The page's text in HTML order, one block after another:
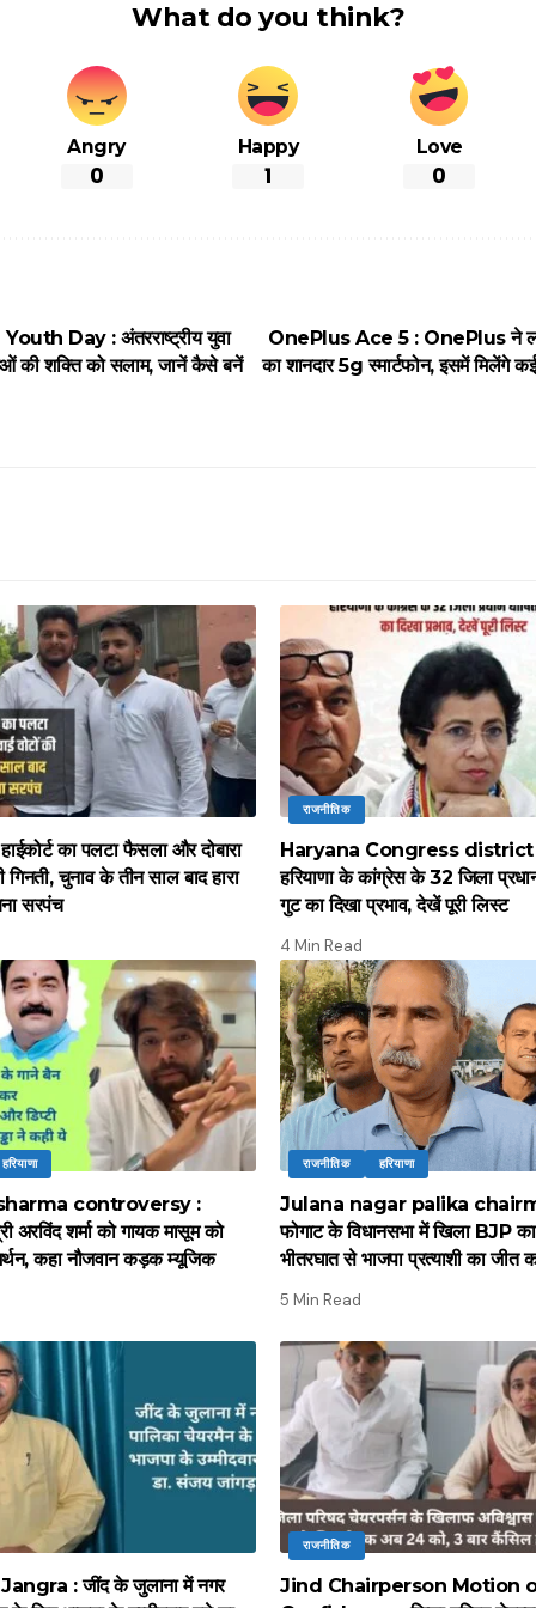
What do you think?
Angry
0
Happy
1
Love
0
Day : अंतरराष्ट्रीय युवा
की शक्ति को सलाम, जानें कैसे बनें
OnePlus Ace 5 : OnePlus ने
का शानदार 5g स्मार्टफोन, इसमें मिलेंगे
का पलटा फैसला और दोबारा
गिनती, चुनाव के तीन साल बाद हारा
सरपंच
राजनीतिक
Haryana Congress
हरियाणा के कांग्रेस के 32 जिला
गुट का दिखा प्रभाव, देखें पूरी लिस्ट
4 Min Read
हरियाणा
controversy :
अरविंद शर्मा को गायक मासूम को
कहा नौजवान कड़क म्यूजिक
राजनीतिक हरियाणा
Julana nagar palika
फोगाट के विधानसभा में खिला BJP
भीतरघात से भाजपा प्रत्याशी का जीत
5 Min Read
: जींद के जुलाना में नगर
राजनीतिक
Jind Chairperson Motion